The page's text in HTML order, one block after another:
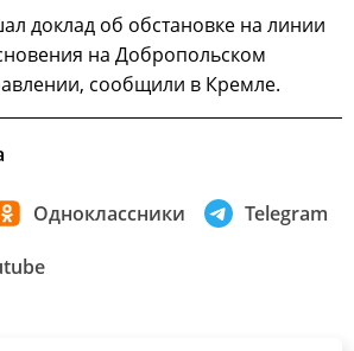
доклад об обстановке на линии
на Добропольском
сообщили в Кремле.
Одноклассники Telegram